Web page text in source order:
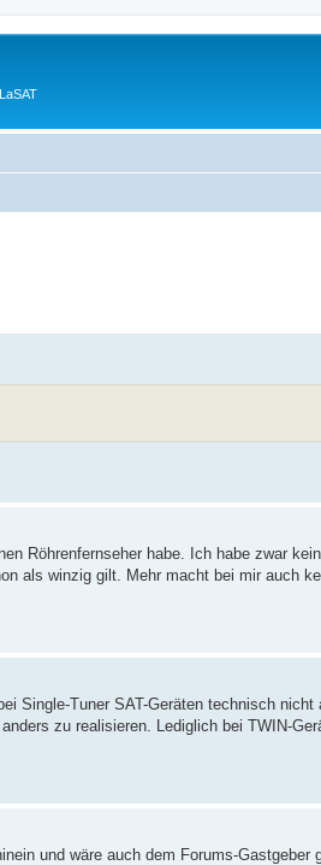
Röhrenfernseher habe. Ich habe zwar
als winzig gilt. Mehr macht bei mir auch
Single-Tuner SAT-Geräten technisch nicht
zu realisieren. Lediglich bei TWIN-
und wäre auch dem Forums-Gastgeber